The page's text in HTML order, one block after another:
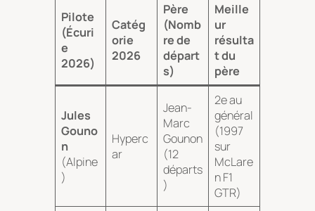
Pilote
(Écuri
e
2026)
Catég
orie
2026
Père
(Nomb
re de
départ
s)
Meille
ur
résulta
t du
père
Jules
Gouno
n
(Alpine
)
Hyperc
ar
Jean-
Marc
Gounon
(12
départs
)
2e au
général
(1997
sur
McLare
n F1
GTR)